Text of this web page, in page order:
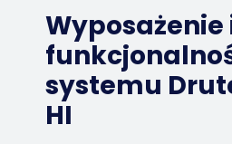
Wyposażenie
systemu
HI